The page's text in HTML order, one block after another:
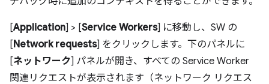
[Application] > [Service Workers] に移動し、SW の
[Network requests] をクリックします。下のパネルに
[ネットワーク] パネルが開き、すべての Service Worker
関連リクエストが表示されます（ネットワーク リクエス